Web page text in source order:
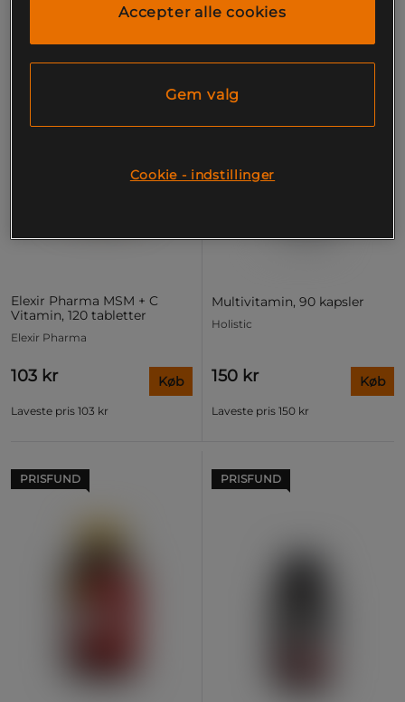
Elexir Pharma MSM + C
Vitamin, 120 tabletter
Elexir Pharma
103 kr
Laveste pris 103 kr
Køb
Multivitamin, 90 kapsler
Holistic
150 kr
Laveste pris 150 kr
Køb
PRISFUND PRISFUND
Accepter alle cookies
Gem valg
Cookie - indstillinger